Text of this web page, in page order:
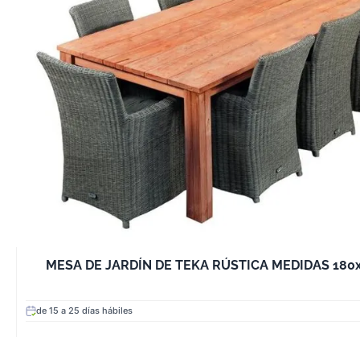
madera están
resistir la
especialmente
maderas como
eucalipto o el
que soportan
los cambios
deteriorarse.
3. Versatilidad
madera se
MESA DE JARDÍN DE TEKA RÚSTICA MEDIDAS
de 15 a 25 días hábiles